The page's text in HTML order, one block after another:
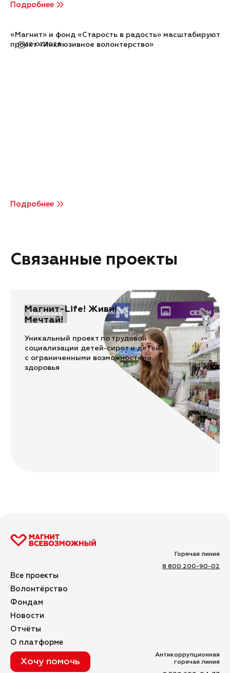
Подробнее
10.07.2026
«Магнит» и фонд «Старость в радость» масштабируют
проект «Инклюзивное волонтерство»
Подробнее
Связанные проекты
Инклюзия
Магнит-Life! Живи!
Мечтай!
Уникальный проект по трудовой
социализации детей-сирот и детей
с ограниченными возможностями
здоровья
Все проекты
Волонтёрство
Фондам
Новости
Отчёты
О платформе
Хочу помочь
Горячая линия
8 800 200-90-02
Антикоррупционная
горячая линия